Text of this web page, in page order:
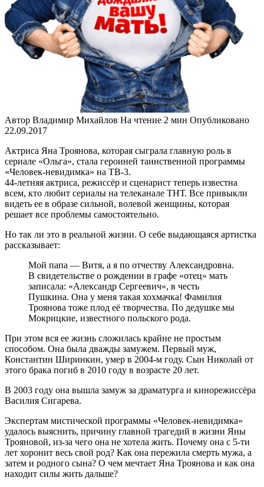
Автор Владимир Михайлов На чтение 2 мин Опубликовано
22.09.2017
Актриса Яна Троянова, которая сыграла главную роль в
сериале «Ольга», стала героиней таинственной программы
«Человек-невидимка» на ТВ-3.
44-летняя актриса, режиссёр и сценарист теперь известна
всем, кто любит сериалы на телеканале ТНТ. Все привыкли
видеть ее в образе сильной, волевой женщины, которая
решает все проблемы самостоятельно.
Но так ли это в реальной жизни. О себе выдающаяся артистка
рассказывает:
Мой папа — Витя, а я по отчеству Александровна.
В свидетельстве о рождении в графе «отец» мать
записала: «Александр Сергеевич», в честь
Пушкина. Она у меня такая хохмачка! Фамилия
Троянова тоже плод её творчества. По дедушке мы
Мокрицкие, известного польского рода.
При этом вся ее жизнь сложилась крайне не простым
способом. Она была дважды замужем. Первый муж,
Константин Ширинкин, умер в 2004-м году. Сын Николай от
этого брака погиб в 2010 году в возрасте 20 лет.
В 2003 году она вышла замуж за драматурга и кинорежиссёра
Василия Сигарева.
Экспертам мистической программы «Человек-невидимка»
удалось выяснить, причину главной трагедий в жизни Яны
Трояновой, из-за чего она не хотела жить. Почему она с 5-ти
лет хоронит весь свой род? Как она пережила смерть мужа, а
затем и родного сына? О чем мечтает Яна Троянова и как она
находит силы жить дальше?